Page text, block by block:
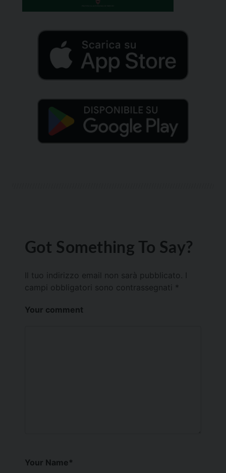
Got Something To Say?
Il tuo indirizzo email non sarà pubblicato.
campi obbligatori sono contrassegnati *
Your comment
Your Name*